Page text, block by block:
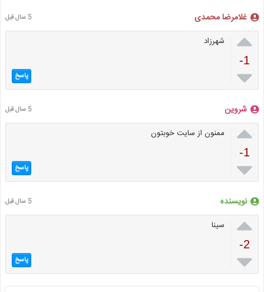
غلامرضا محمدی 5 سال قبل

-1

شهرزاد
پاسخ
شروین 5 سال قبل

-1

ممنون از سایت خوبتون
پاسخ
نویسنده 5 سال قبل

-2

سینا
پاسخ